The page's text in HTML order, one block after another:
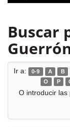
Buscar
Ir a: 0-9 A B
O
P
O introducir las